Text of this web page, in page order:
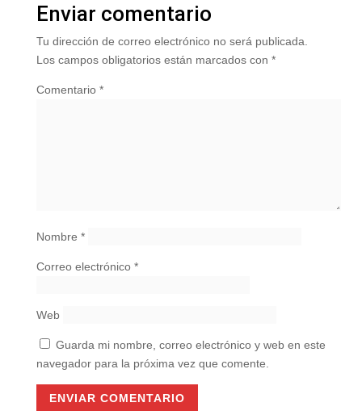
Enviar comentario
Tu dirección de correo electrónico no será publicada.
Los campos obligatorios están marcados con *
Comentario *
Nombre *
Correo electrónico *
Web
Guarda mi nombre, correo electrónico y web en este
navegador para la próxima vez que comente.